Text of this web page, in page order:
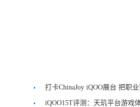
打卡ChinaJoy iQOO展台 把职
iQOO15T评测：天玑平台游戏